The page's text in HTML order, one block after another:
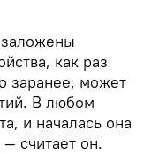
как раз
заранее, может
В любом
и началась она
считает он.